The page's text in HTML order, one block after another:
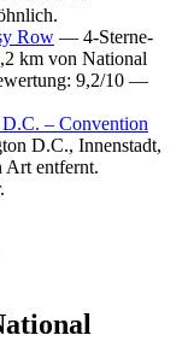
Row — 4-Sterne-
km von National
9,2/10 —
– Convention
D.C., Innenstadt,
Art entfernt.